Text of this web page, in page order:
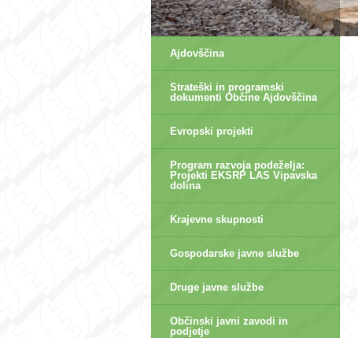
Ajdovščina
Strateški in programski
dokumenti Občine Ajdovščina
Evropski projekti
Program razvoja podeželja:
Projekti EKSRP LAS Vipavska
dolina
Krajevne skupnosti
Gospodarske javne službe
Druge javne službe
Občinski javni zavodi in
podjetje